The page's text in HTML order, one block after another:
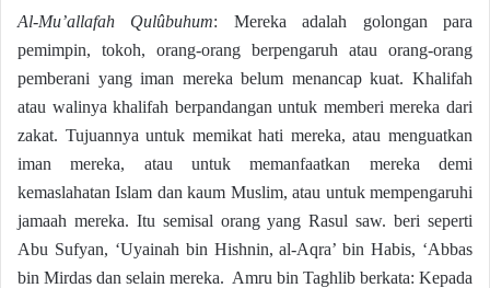
Al-Mu’allafah Qulûbuhum: Mereka adalah golongan para
pemimpin, tokoh, orang-orang berpengaruh atau orang-orang
pemberani yang iman mereka belum menancap kuat. Khalifah
atau walinya khalifah berpandangan untuk memberi mereka dari
zakat. Tujuannya untuk memikat hati mereka, atau menguatkan
iman mereka, atau untuk memanfaatkan mereka demi
kemaslahatan Islam dan kaum Muslim, atau untuk mempengaruhi
jamaah mereka. Itu semisal orang yang Rasul saw. beri seperti
Abu Sufyan, ‘Uyainah bin Hishnin, al-Aqra’ bin Habis, ‘Abbas
bin Mirdas dan selain mereka. Amru bin Taghlib berkata: Kepada